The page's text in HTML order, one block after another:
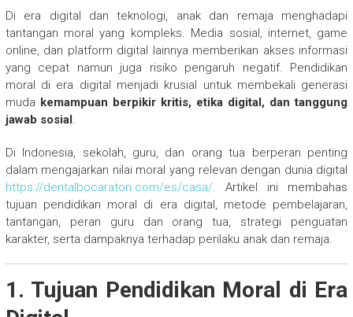
Di era digital dan teknologi, anak dan remaja menghadapi
tantangan moral yang kompleks. Media sosial, internet, game
online, dan platform digital lainnya memberikan akses informasi
yang cepat namun juga risiko pengaruh negatif. Pendidikan
moral di era digital menjadi krusial untuk membekali generasi
muda kemampuan berpikir kritis, etika digital, dan tanggung
jawab sosial.
Di Indonesia, sekolah, guru, dan orang tua berperan penting
dalam mengajarkan nilai moral yang relevan dengan dunia digital
https://dentalbocaraton.com/es/casa/. Artikel ini membahas
tujuan pendidikan moral di era digital, metode pembelajaran,
tantangan, peran guru dan orang tua, strategi penguatan
karakter, serta dampaknya terhadap perilaku anak dan remaja.
1. Tujuan Pendidikan Moral di Era